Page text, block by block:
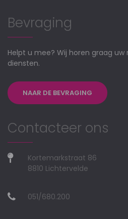
Bevraging
Helpt u mee? Wij horen graag
diensten.
NAAR DE BEVRAGING
Contacteer ons
Kortemarkstraat 86
8810 Lichtervelde
051/680.200